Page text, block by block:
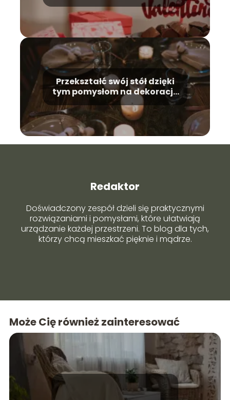
Przekształć swój stół dzięki
tym pomysłom na dekorację
stołu!
Redaktor
Doświadczony zespół dzieli się praktycznymi
rozwiązaniami i pomysłami, które ułatwiają
urządzanie każdej przestrzeni. To blog dla tych,
którzy chcą mieszkać pięknie i mądrze.
Może Cię również zainteresować